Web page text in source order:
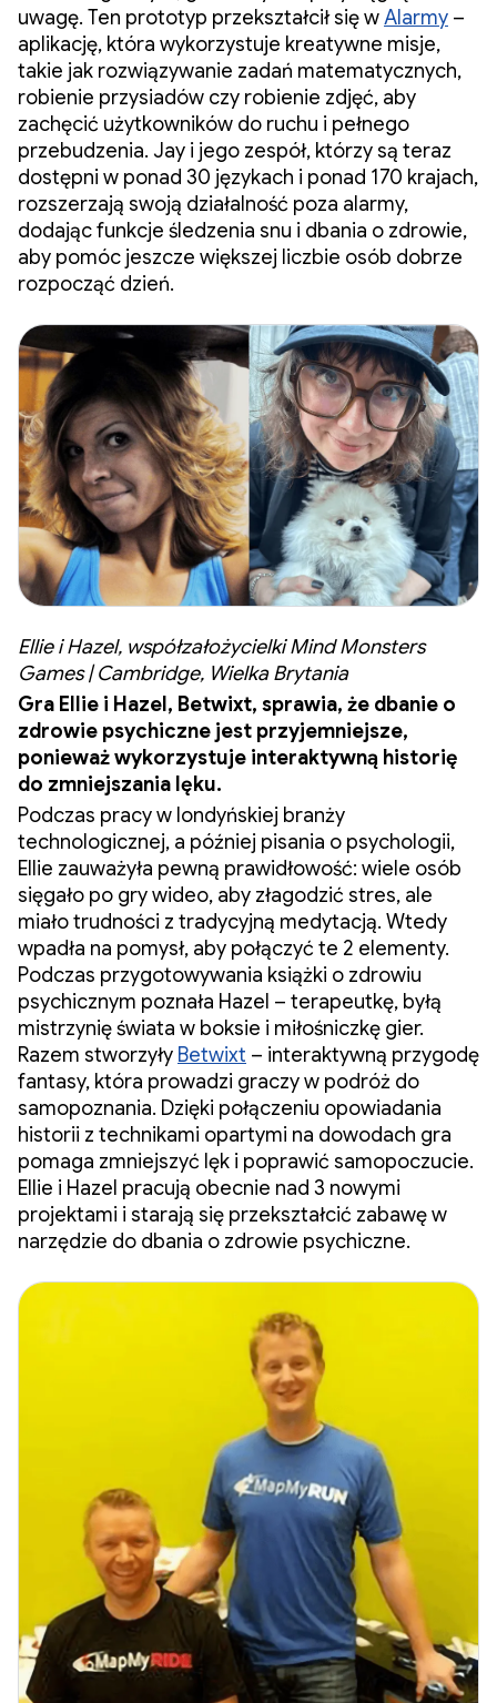
uwagę. Ten prototyp przekształcił się wAlarmy –
aplikację, która wykorzystuje kreatywne misje,
takie jak rozwiązywanie zadań matematycznych,
robienie przysiadów czy robienie zdjęć, aby
zachęcić użytkowników do ruchu i pełnego
przebudzenia. Jay i jego zespół, którzy są teraz
dostępni w ponad 30 językach i ponad 170 krajach,
rozszerzają swoją działalność poza alarmy,
dodając funkcje śledzenia snu i dbania o zdrowie,
aby pomóc jeszcze większej liczbie osób dobrze
rozpocząć dzień.
Ellie i Hazel, współzałożycielki Mind Monsters
Games | Cambridge, Wielka Brytania
Gra Ellie i Hazel, Betwixt, sprawia, że dbanie o
zdrowie psychiczne jest przyjemniejsze,
ponieważ wykorzystuje interaktywną historię
do zmniejszania lęku.
Podczas pracy w londyńskiej branży
technologicznej, a później pisania o psychologii,
Ellie zauważyła pewną prawidłowość: wiele osób
sięgało po gry wideo, aby złagodzić stres, ale
miało trudności z tradycyjną medytacją. Wtedy
wpadła na pomysł, aby połączyć te 2 elementy.
Podczas przygotowywania książki o zdrowiu
psychicznym poznała Hazel – terapeutkę, byłą
mistrzynię świata w boksie i miłośniczkę gier.
Razem stworzyły Betwixt – interaktywną przygodę
fantasy, która prowadzi graczy w podróż do
samopoznania. Dzięki połączeniu opowiadania
historii z technikami opartymi na dowodach gra
pomaga zmniejszyć lęk i poprawić samopoczucie.
Ellie i Hazel pracują obecnie nad 3 nowymi
projektami i starają się przekształcić zabawę w
narzędzie do dbania o zdrowie psychiczne.